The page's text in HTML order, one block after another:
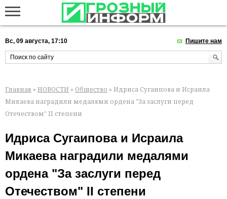
Вс, 09 августа, 17:10 Пишите нам
Главная » НОВОСТИ » Общество » Идриса Сугаипова и Исраила
Микаева наградили медалями ордена "За заслуги перед
Отечеством" II степени
Идриса Сугаипова и Исраила
Микаева наградили медалями
ордена "За заслуги перед
Отечеством" II степени